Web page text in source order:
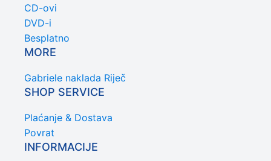
CD-ovi
DVD-i
Besplatno
MORE
Gabriele naklada Riječ
SHOP SERVICE
Plaćanje & Dostava
Povrat
INFORMACIJE